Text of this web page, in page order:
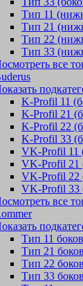
Тип 11
Тип 21
Тип 22
Тип 33
все
K-Profil 11
K-Profil 21
K-Profil 22
K-Profil 33
VK-Profil 11
VK-Profil 21
VK-Profil 22
VK-Profil 33
все
Тип 11
Тип 21
Тип 22
Тип 33